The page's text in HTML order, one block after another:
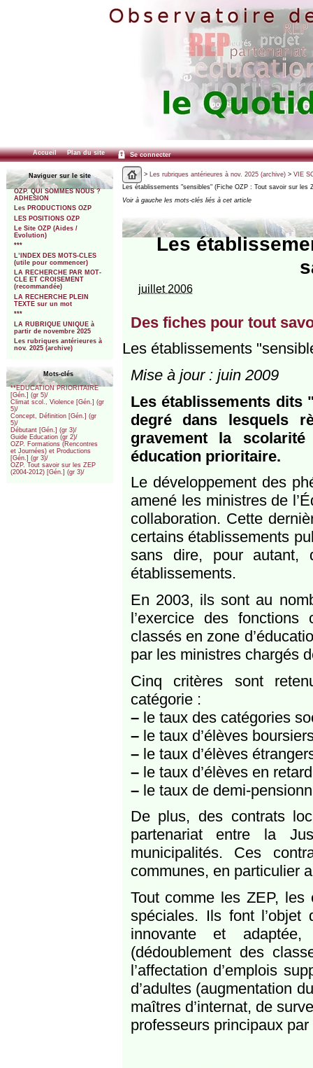
Accueil Plan du site Se connecter
Naviguer sur le site
OZP. QUI SOMMES NOUS ?
ADHESION
Les PRODUCTIONS OZP
LES POSITIONS OZP
Le Site OZP (Aides /
Evolution)
***
L’INDEX DES MOTS-CLES
(utile pour commencer)
LA RECHERCHE PAR MOT-
CLE ET CROISEMENT
(recommandée)
LA RECHERCHE PLEIN
TEXTE sur un mot
***
LA RUBRIQUE UNIQUE à
partir de novembre 2025
Les rubriques antérieures à
nov. 2025 (archive)
Mots-clés
**EDUCATION PRIORITAIRE
[Gén.] (gr 5)/
Climat scol., Violence [Gén.] (gr
5)/
Concept, Définition [Gén.] (gr
5)/
Débutant [Gén.] (gr 3)/
Guide Education (gr 2)/
OZP. Formations (Rencontres
et Journées) et Productions
[Gén.] (gr 3)/
OZP. Tout savoir sur les ZEP
(2004-2012) [Gén.] (gr 3)/
> Les rubriques antérieures à nov. 2025 (archive)> VIE
Les établissements "sensibles" (Fiche OZP : Tout savoir sur les
Voir à gauche les mots-clés liés à cet article
Les
juillet 2006
Des fiches pour tout
Les établissements
Mise à jour : juin 2009
Les établissements dits
degré dans lesquels
gravement la
éducation prioritaire.
Le développement des
amené les ministres de
collaboration. Cette
certains établissements
sans dire, pour autant,
établissements.
En 2003, ils sont au
l’exercice des fonctions
classés en zone
par les ministres chargés
Cinq critères sont
catégorie :
–le taux des catégories
–le taux d’élèves
–le taux d’élèves
–le taux d’élèves en
–le taux de demi-
De plus, des contrats
partenariat entre la
municipalités. Ces
communes, en particulier
Tout comme les ZEP, les
spéciales. Ils font l’objet
innovante et
(dédoublement des
l’affectation d’emplois
d’adultes (augmentation
maîtres d’internat, de
professeurs principaux